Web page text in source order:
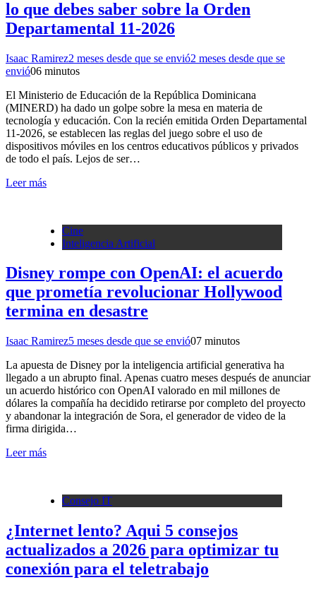
lo que debes saber sobre la Orden
Departamental 11-2026
Isaac Ramirez2 meses desde que se envió2 meses desde que se
envió06 minutos
El Ministerio de Educación de la República Dominicana
(MINERD) ha dado un golpe sobre la mesa en materia de
tecnología y educación. Con la recién emitida Orden Departamental
11-2026, se establecen las reglas del juego sobre el uso de
dispositivos móviles en los centros educativos públicos y privados
de todo el país. Lejos de ser…
Leer más
Cine
Inteligencia Artificial
Disney rompe con OpenAI: el acuerdo
que prometía revolucionar Hollywood
termina en desastre
Isaac Ramirez5 meses desde que se envió07 minutos
La apuesta de Disney por la inteligencia artificial generativa ha
llegado a un abrupto final. Apenas cuatro meses después de anunciar
un acuerdo histórico con OpenAI valorado en mil millones de
dólares la compañía ha decidido retirarse por completo del proyecto
y abandonar la integración de Sora, el generador de video de la
firma dirigida…
Leer más
Consejo IT
¿Internet lento? Aqui 5 consejos
actualizados a 2026 para optimizar tu
conexión para el teletrabajo